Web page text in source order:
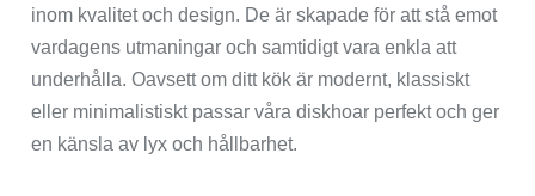
inom kvalitet och design. De är skapade för att stå emot
vardagens utmaningar och samtidigt vara enkla att
underhålla. Oavsett om ditt kök är modernt, klassiskt
eller minimalistiskt passar våra diskhoar perfekt och ger
en känsla av lyx och hållbarhet.